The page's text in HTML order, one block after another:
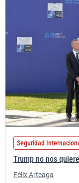
Seguridad
Trump no nos quiere
Félix Arteaga